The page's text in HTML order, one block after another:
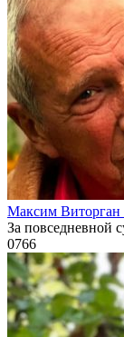
Максим Виторган
За повседневной
0766